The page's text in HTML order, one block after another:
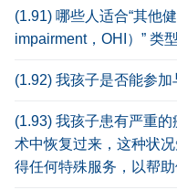
(1.91) 哪些人适合“其他
impairment，OHI）” 类
(1.92) 我孩子是否能参
(1.93) 我孩子患有严重
术中恢复过来，这种状
得任何特殊服务，以帮